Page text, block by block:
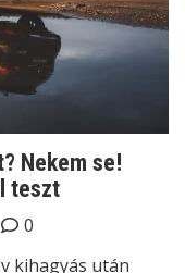
Nekem se!
teszt
0
kihagyás után